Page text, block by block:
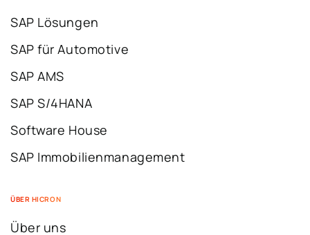
SAP Lösungen
SAP für Automotive
SAP AMS
SAP S/4HANA
Software House
SAP Immobilienmanagement
ÜBER HICRON
Über uns